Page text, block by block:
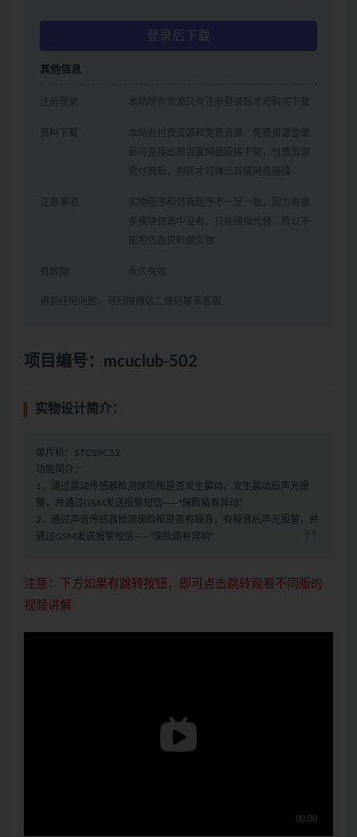
登录后下载
其他信息
注册登录 本站所有资源只有注册登录后才可购买下载
资料下载
本站有付费资源和免费资源，免费资源登录
后可直接出现百度网盘链接下载，付费资源
需付费后，刷新才可弹出百度网盘链接
注意事项
实物程序和仿真程序不一定一致，因为有很
多模块仿真中没有，只能模拟代替，所以不
能用仿真资料做实物
有效期 永久有效
遇到任何问题，可扫描微信二维码联系客服
项目编号：mcuclub-502
实物设计简介：
单片机：STC89C52
功能简介：
1、通过震动传感器检测保险柜是否发生震动，发生震动后声光报
警，并通过GSM发送报警短信——“保险箱有异动”
2、通过声音传感器检测保险柜是否有噪音，有噪音后声光报警，并
通过GSM发送报警短信——“保险箱有异响”
注意：下方如果有跳转按钮，即可点击跳转观看不同版的
视频讲解